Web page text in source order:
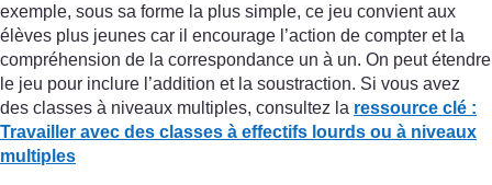
exemple, sous sa forme la plus simple, ce jeu convient aux
élèves plus jeunes car il encourage l’action de compter et la
compréhension de la correspondance un à un. On peut étendre
le jeu pour inclure l’addition et la soustraction. Si vous avez
des classes à niveaux multiples, consultez la ressource clé :
Travailler avec des classes à effectifs lourds ou à niveaux
multiples